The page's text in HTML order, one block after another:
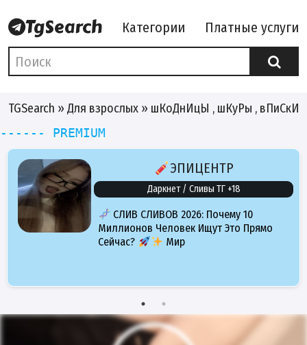
Категории Платные услуги
TGSearch » Для взрослых » шКоДнИцЫ , шКуРы , вПиСкИ
------ PREMIUM
ЭПИЦЕНТР
Даркнет / Сливы ТГ +18
СЛИВ СЛИВОВ 2026: Почему 10
Миллионов Человек Ищут Это Прямо
Сейчас?
Мир